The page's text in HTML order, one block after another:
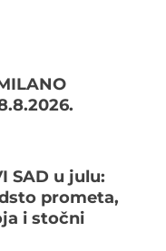
SAD u julu:
prometa,
i stočni